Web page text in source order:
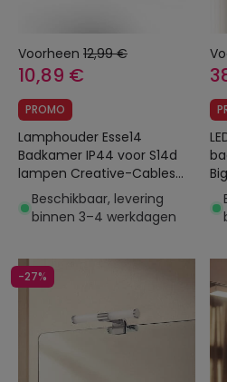
Voorheen 12,99 €
10,89 €
PROMO
Lamphouder Esse14
Badkamer IP44 voor S14d
lampen Creative-Cables
PLS14DPB
Beschikbaar, levering
binnen 3–4 werkdagen
-27%